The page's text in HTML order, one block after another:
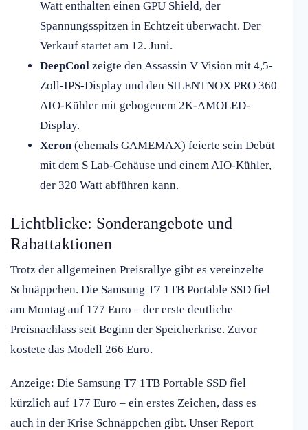
Watt enthalten einen GPU Shield, der
Spannungsspitzen in Echtzeit überwacht. Der
Verkauf startet am 12. Juni.
DeepCoolzeigte den Assassin V Vision mit 4,5-
Zoll-IPS-Display und den SILENTNOX PRO 360
AIO-Kühler mit gebogenem 2K-AMOLED-
Display.
Xeron(ehemals GAMEMAX) feierte sein Debüt
mit dem S Lab-Gehäuse und einem AIO-Kühler,
der 320 Watt abführen kann.
Lichtblicke: Sonderangebote und
Rabattaktionen
Trotz der allgemeinen Preisrallye gibt es vereinzelte
Schnäppchen. Die Samsung T7 1TB Portable SSD fiel
am Montag auf 177 Euro – der erste deutliche
Preisnachlass seit Beginn der Speicherkrise. Zuvor
kostete das Modell 266 Euro.
Anzeige: Die Samsung T7 1TB Portable SSD fiel
kürzlich auf 177 Euro – ein erstes Zeichen, dass es
auch in der Krise Schnäppchen gibt. Unser Report